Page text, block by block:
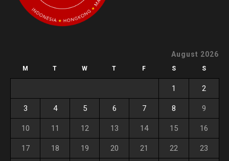
August 2026
M T W T F S S
1 2
3 4 5 6 7 8 9
10 11 12 13 14 15 16
17 18 19 20 21 22 23